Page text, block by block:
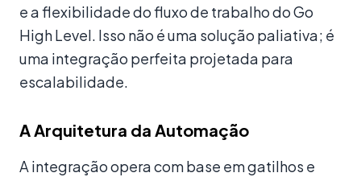
e a flexibilidade do fluxo de trabalho do Go
High Level. Isso não é uma solução paliativa; é
uma integração perfeita projetada para
escalabilidade.
A Arquitetura da Automação
A integração opera com base em gatilhos e